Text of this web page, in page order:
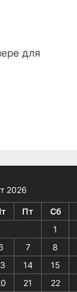
для
2026
Пт Сб
1
7 8
14 15
21 22